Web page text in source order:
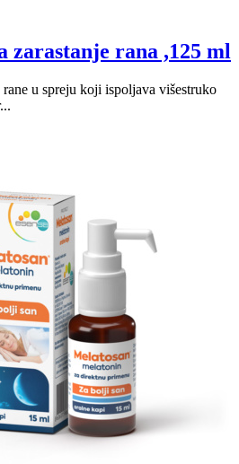
zarastanje rana ,125 ml
rane u spreju koji ispoljava višestruko